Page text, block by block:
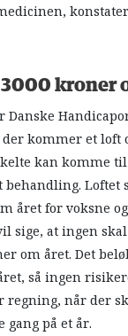
kroner
Danske
der kommer et loft
kan komme
Loftet
året for voksne
sige, at ingen
om året. Det
så ingen
regning, når der
på et år.